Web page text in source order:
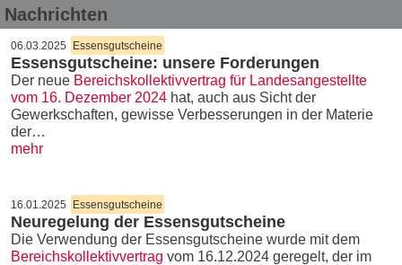
Nachrichten
06.03.2025 Essensgutscheine
Essensgutscheine: unsere Forderungen
Der neue Bereichskollektivvertrag für Landesangestellte
vom 16. Dezember 2024 hat, auch aus Sicht der
Gewerkschaften, gewisse Verbesserungen in der Materie
der…
mehr
16.01.2025 Essensgutscheine
Neuregelung der Essensgutscheine
Die Verwendung der Essensgutscheine wurde mit dem
Bereichskollektivvertrag vom 16.12.2024 geregelt, der im